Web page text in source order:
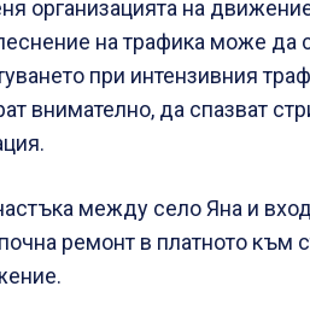
организацията на
на трафика може да
при интензивния
внимателно, да спазват
между село Яна и
ремонт в платното към